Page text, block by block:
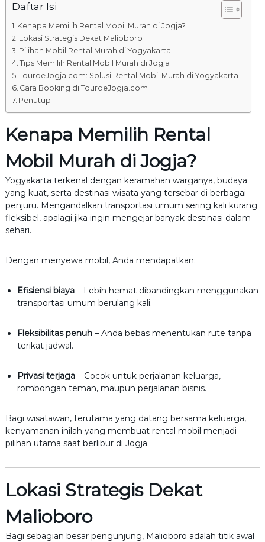
Daftar Isi
Kenapa Memilih Rental Mobil Murah di Jogja?
Lokasi Strategis Dekat Malioboro
Pilihan Mobil Rental Murah di Yogyakarta
Tips Memilih Rental Mobil Murah di Jogja
TourdeJogja.com: Solusi Rental Mobil Murah di Yogyakarta
Cara Booking di TourdeJogja.com
Penutup
Kenapa Memilih Rental
Mobil Murah di Jogja?
Yogyakarta terkenal dengan keramahan warganya, budaya
yang kuat, serta destinasi wisata yang tersebar di berbagai
penjuru. Mengandalkan transportasi umum sering kali kurang
fleksibel, apalagi jika ingin mengejar banyak destinasi dalam
sehari.
Dengan menyewa mobil, Anda mendapatkan:
Efisiensi biaya– Lebih hemat dibandingkan menggunakan
transportasi umum berulang kali.
Fleksibilitas penuh– Anda bebas menentukan rute tanpa
terikat jadwal.
Privasi terjaga– Cocok untuk perjalanan keluarga,
rombongan teman, maupun perjalanan bisnis.
Bagi wisatawan, terutama yang datang bersama keluarga,
kenyamanan inilah yang membuat rental mobil menjadi
pilihan utama saat berlibur di Jogja.
Lokasi Strategis Dekat
Malioboro
Bagi sebagian besar pengunjung, Malioboro adalah titik awal